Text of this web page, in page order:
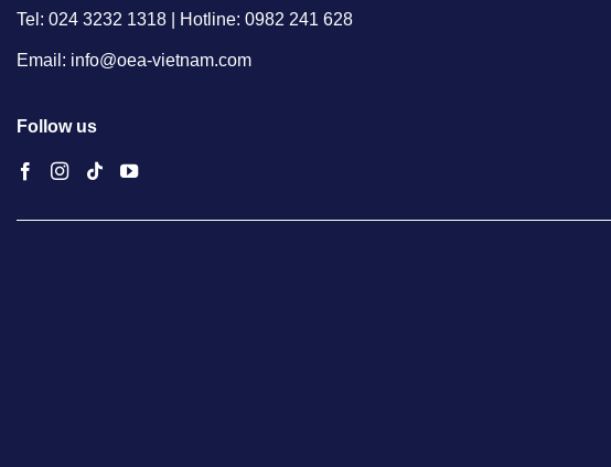
Tel: 024 3232 1318 | Hotline: 0982 241 628
Email: info@oea-vietnam.com
Follow us